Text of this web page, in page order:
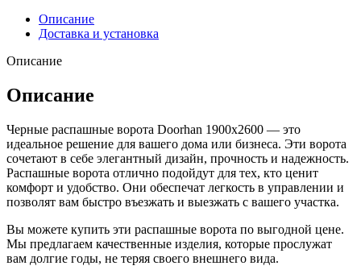
Описание
Доставка и установка
Описание
Описание
Черные распашные ворота Doorhan 1900х2600 — это
идеальное решение для вашего дома или бизнеса. Эти ворота
сочетают в себе элегантный дизайн, прочность и надежность.
Распашные ворота отлично подойдут для тех, кто ценит
комфорт и удобство. Они обеспечат легкость в управлении и
позволят вам быстро въезжать и выезжать с вашего участка.
Вы можете купить эти распашные ворота по выгодной цене.
Мы предлагаем качественные изделия, которые прослужат
вам долгие годы, не теряя своего внешнего вида.